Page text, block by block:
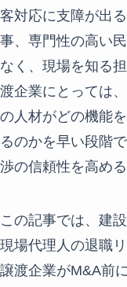
客対応に支障が出
事、専門性の高い
なく、現場を知る
渡企業にとっては
の人材がどの機能
るのかを早い段階
渉の信頼性を高める
この記事では、建
現場代理人の退職
譲渡企業がM&A前